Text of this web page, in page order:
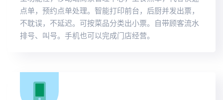
点单，预约点单处理。智能打印前台，后厨并发出票，
不耽误，不延迟。可按菜品分类出小票。自带顾客流水
排号、叫号。手机也可以完成门店经营。